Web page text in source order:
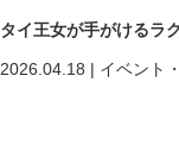
タイ王女が手がけるラ
2026.04.18 | イベント